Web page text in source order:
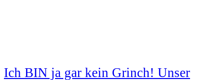
Ich BIN ja gar kein Grinch! Unser